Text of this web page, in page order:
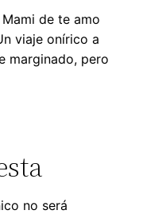
de te amo
viaje onírico a
marginado, pero
no será